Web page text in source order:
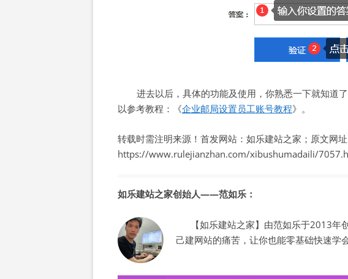
进去以后，具体的功能及使用，你熟悉一下就知道
以参考教程：《企业邮局设置员工账号教程》。
转载时需注明来源！首发网站：如乐建站之家；原文网址
https://www.rulejianzhan.com/xibushumadaili/
如乐建站之家创始人——范如乐：
【如乐建站之家】由范如乐于2013年
己建网站的痛苦，让你也能零基础快速学